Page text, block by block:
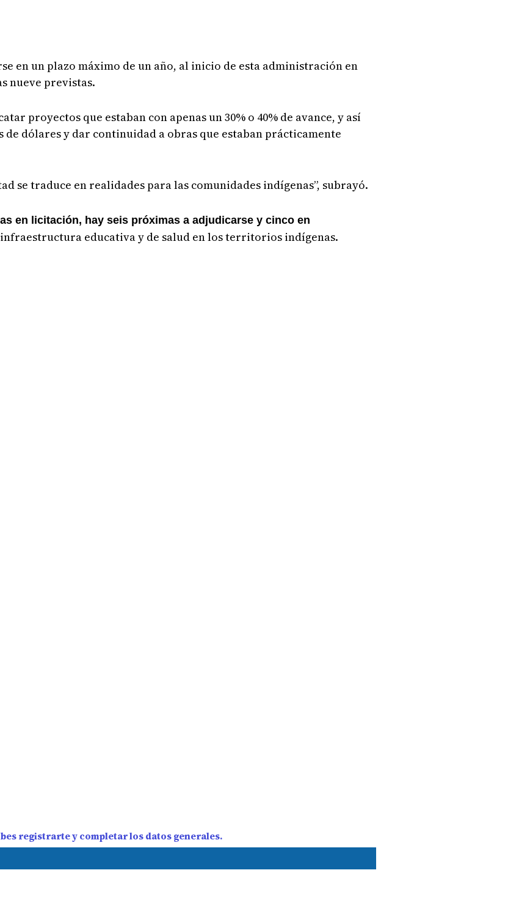
en un plazo máximo de un año, al inicio de esta administración en
nueve previstas.
proyectos que estaban con apenas un 30% o 40% de avance, y así
dólares y dar continuidad a obras que estaban prácticamente
se traduce en realidades para las comunidades indígenas”, subrayó.
en licitación, hay seis próximas a adjudicarse y cinco en
educativa y de salud en los territorios indígenas.
registrarte y completar los datos generales.